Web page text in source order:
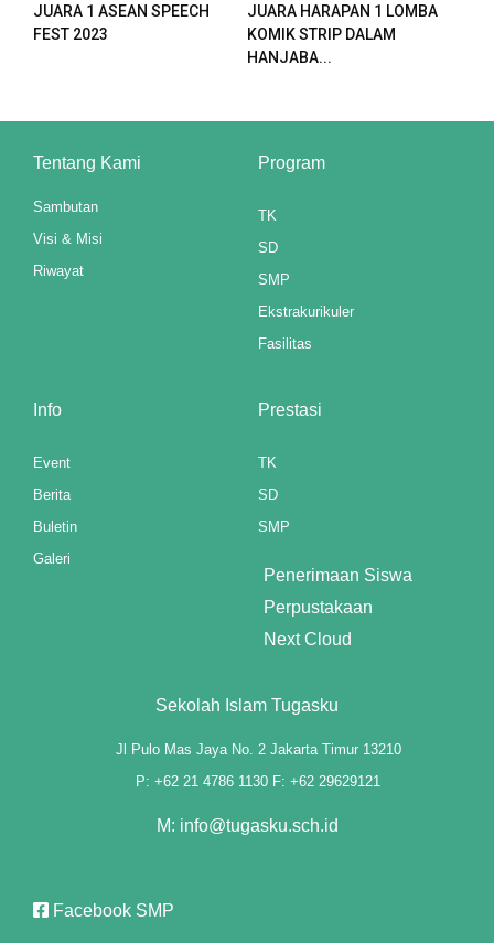
panel
paketleri
satın al
panel
al
panel
panel
JUARA 1 ASEAN SPEECH
FEST 2023
JUARA HARAPAN 1 LOMBA
KOMIK STRIP DALAM
HANJABA...
Tentang Kami
Sambutan
Visi & Misi
Riwayat
Program
TK
SD
SMP
Ekstrakurikuler
Fasilitas
Info
Event
Berita
Buletin
Galeri
Prestasi
TK
SD
SMP
Penerimaan Siswa
Perpustakaan
Next Cloud
Sekolah Islam Tugasku
Jl Pulo Mas Jaya No. 2 Jakarta Timur 13210
P: +62 21 4786 1130 F: +62 29629121
M: info@tugasku.sch.id
Facebook SMP